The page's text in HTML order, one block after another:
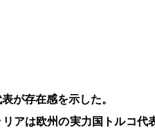
が存在感を示した。
アは欧州の実力国トルコ代